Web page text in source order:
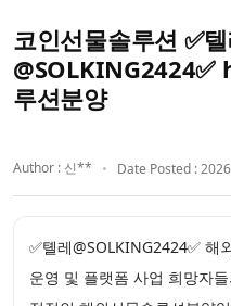
코인선물솔루션 ✅
@SOLKING2424✅
루션분양
Author : 신** Date Posted :
✅톌레@SOLKING2424✅ 해
운영 및 플랫폼 사업 희망자